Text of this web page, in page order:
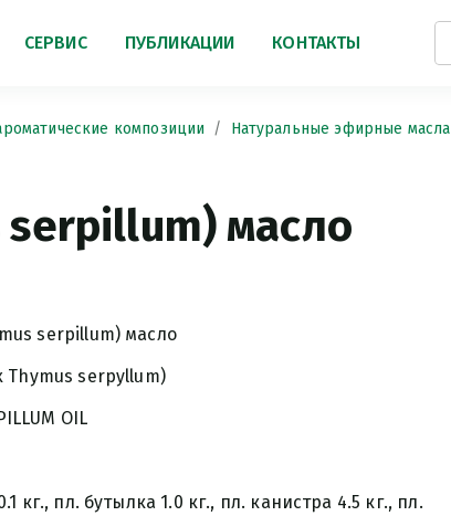
СЕРВИС ПУБЛИКАЦИИ КОНТАКТЫ
композиции Натуральные эфирные масла
serpillum) масло
serpillum) масло
Thymus serpyllum)
OIL
кг., пл. бутылка 1.0 кг., пл. канистра 4.5 кг., пл.